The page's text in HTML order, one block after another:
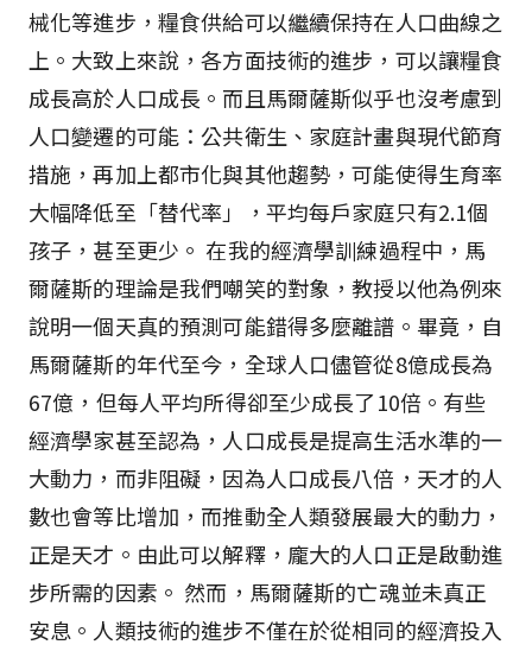
械化等進步，糧食供給可以繼續保持在人口曲線之
上。大致上來說，各方面技術的進步，可以讓糧食
成長高於人口成長。而且馬爾薩斯似乎也沒考慮到
人口變遷的可能：公共衛生、家庭計畫與現代節育
措施，再加上都市化與其他趨勢，可能使得生育率
大幅降低至「替代率」，平均每戶家庭只有2.1個
孩子，甚至更少。 在我的經濟學訓練過程中，馬
爾薩斯的理論是我們嘲笑的對象，教授以他為例來
說明一個天真的預測可能錯得多麼離譜。畢竟，自
馬爾薩斯的年代至今，全球人口儘管從8億成長為
67億，但每人平均所得卻至少成長了10倍。有些
經濟學家甚至認為，人口成長是提高生活水準的一
大動力，而非阻礙，因為人口成長八倍，天才的人
數也會等比增加，而推動全人類發展最大的動力，
正是天才。由此可以解釋，龐大的人口正是啟動進
步所需的因素。 然而，馬爾薩斯的亡魂並未真正
安息。人類技術的進步不僅在於從相同的經濟投入